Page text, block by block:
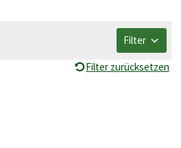
Filter
Filter zurücksetzen